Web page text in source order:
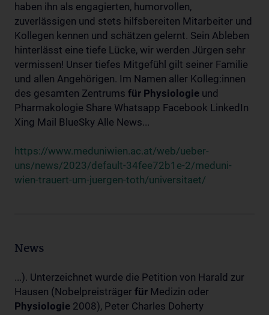
haben ihn als engagierten, humorvollen,
zuverlässigen und stets hilfsbereiten Mitarbeiter und
Kollegen kennen und schätzen gelernt. Sein Ableben
hinterlässt eine tiefe Lücke, wir werden Jürgen sehr
vermissen! Unser tiefes Mitgefühl gilt seiner Familie
und allen Angehörigen. Im Namen aller Kolleg:innen
des gesamten Zentrums für Physiologie und
Pharmakologie Share Whatsapp Facebook LinkedIn
Xing Mail BlueSky Alle News...
https://www.meduniwien.ac.at/web/ueber-
uns/news/2023/default-34fee72b1e-2/meduni-
wien-trauert-um-juergen-toth/universitaet/
News
...). Unterzeichnet wurde die Petition von Harald zur
Hausen (Nobelpreisträger für Medizin oder
Physiologie 2008), Peter Charles Doherty